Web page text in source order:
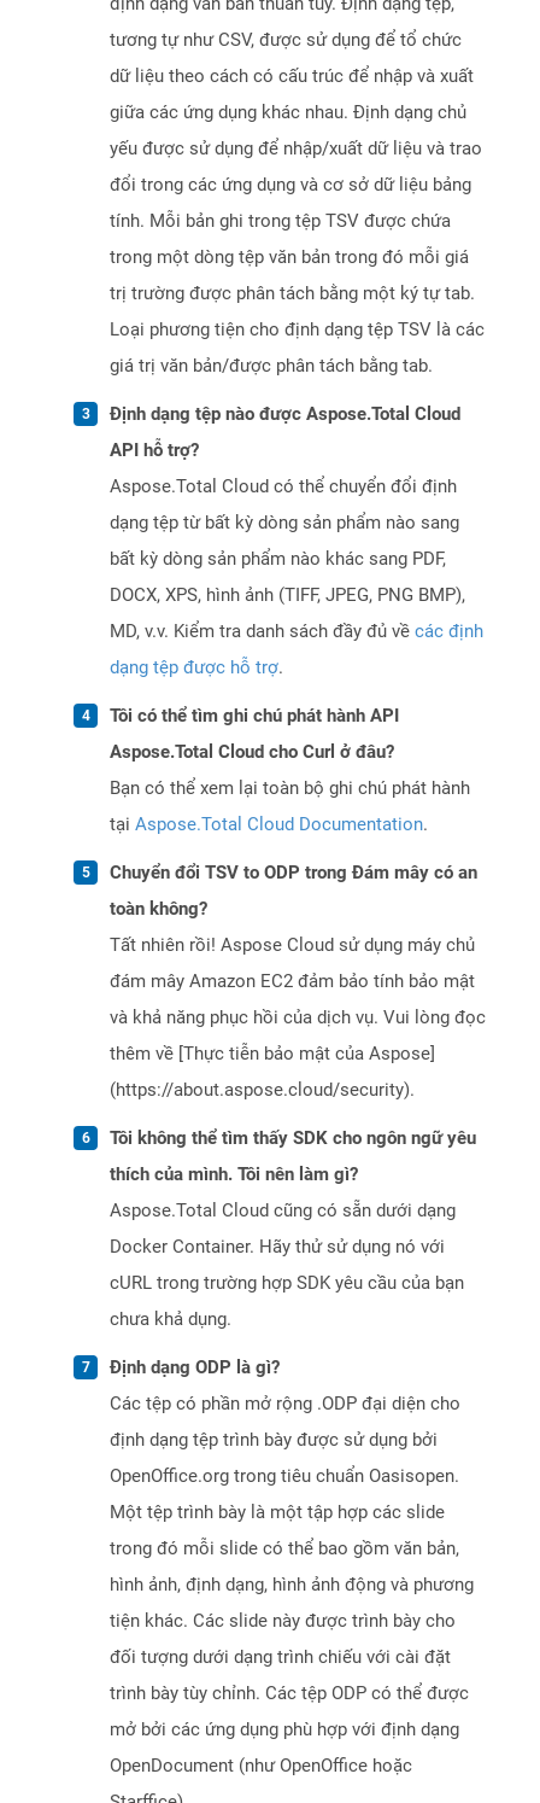
tương tự như CSV, được sử dụng để tổ chức
dữ liệu theo cách có cấu trúc để nhập và xuất
giữa các ứng dụng khác nhau. Định dạng chủ
yếu được sử dụng để nhập/xuất dữ liệu và trao
đổi trong các ứng dụng và cơ sở dữ liệu bảng
tính. Mỗi bản ghi trong tệp TSV được chứa
trong một dòng tệp văn bản trong đó mỗi giá
trị trường được phân tách bằng một ký tự tab.
Loại phương tiện cho định dạng tệp TSV là các
giá trị văn bản/được phân tách bằng tab.
Định dạng tệp nào được Aspose.Total Cloud
API hỗ trợ?
Aspose.Total Cloud có thể chuyển đổi định
dạng tệp từ bất kỳ dòng sản phẩm nào sang
bất kỳ dòng sản phẩm nào khác sang PDF,
DOCX, XPS, hình ảnh (TIFF, JPEG, PNG BMP),
MD, v.v. Kiểm tra danh sách đầy đủ về các định
dạng tệp được hỗ trợ.
Tôi có thể tìm ghi chú phát hành API
Aspose.Total Cloud cho Curl ở đâu?
Bạn có thể xem lại toàn bộ ghi chú phát hành
tại Aspose.Total Cloud Documentation.
Chuyển đổi TSV to ODP trong Đám mây có an
toàn không?
Tất nhiên rồi! Aspose Cloud sử dụng máy chủ
đám mây Amazon EC2 đảm bảo tính bảo mật
và khả năng phục hồi của dịch vụ. Vui lòng đọc
thêm về [Thực tiễn bảo mật của Aspose]
(https://about.aspose.cloud/security).
Tôi không thể tìm thấy SDK cho ngôn ngữ yêu
thích của mình. Tôi nên làm gì?
Aspose.Total Cloud cũng có sẵn dưới dạng
Docker Container. Hãy thử sử dụng nó với
cURL trong trường hợp SDK yêu cầu của bạn
chưa khả dụng.
Định dạng ODP là gì?
Các tệp có phần mở rộng .ODP đại diện cho
định dạng tệp trình bày được sử dụng bởi
OpenOffice.org trong tiêu chuẩn Oasisopen.
Một tệp trình bày là một tập hợp các slide
trong đó mỗi slide có thể bao gồm văn bản,
hình ảnh, định dạng, hình ảnh động và phương
tiện khác. Các slide này được trình bày cho
đối tượng dưới dạng trình chiếu với cài đặt
trình bày tùy chỉnh. Các tệp ODP có thể được
mở bởi các ứng dụng phù hợp với định dạng
OpenDocument (như OpenOffice hoặc